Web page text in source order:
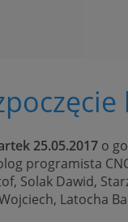
25.05.2017 o
programista
Solak Dawid,
Latocha